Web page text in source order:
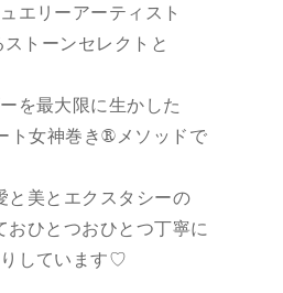
エリーアーティスト
トーンセレクトと
を最大限に生かした
ト女神巻き®メソッドで
と美とエクスタシーの
おひとつおひとつ丁寧に
しています♡